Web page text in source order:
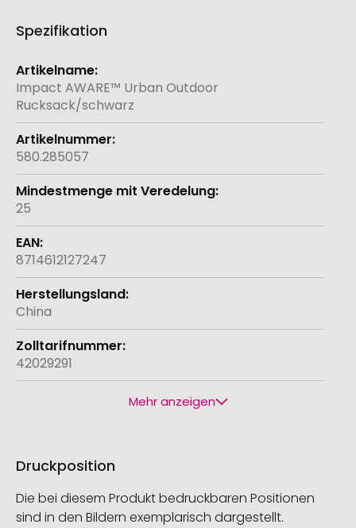
Spezifikation
Weitere
Informationen
Impact AWARE™ Urban Outdoor
Rucksack/schwarz
580.285057
25
8714612127247
China
42029291
Mehr anzeigen
Druckposition
Die bei diesem Produkt bedruckbaren Positionen
sind in den Bildern exemplarisch dargestellt.